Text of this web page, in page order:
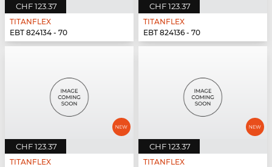
CHF 123.37
TITANFLEX
EBT 824134 - 70
CHF 123.37
TITANFLEX
EBT 824136 - 70
CHF 123.37
TITANFLEX
CHF 123.37
TITANFLEX